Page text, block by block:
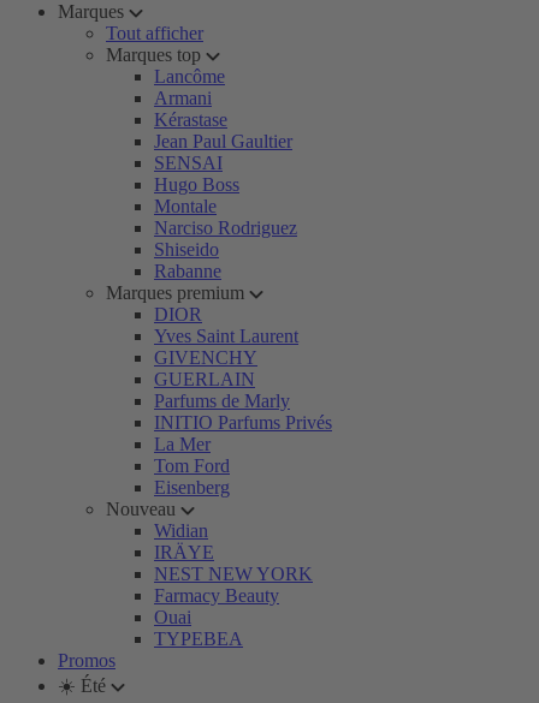
Marques
Tout afficher
Marques top
Lancôme
Armani
Kérastase
Jean Paul Gaultier
SENSAI
Hugo Boss
Montale
Narciso Rodriguez
Shiseido
Rabanne
Marques premium
DIOR
Yves Saint Laurent
GIVENCHY
GUERLAIN
Parfums de Marly
INITIO Parfums Privés
La Mer
Tom Ford
Eisenberg
Nouveau
Widian
IRÄYE
NEST NEW YORK
Farmacy Beauty
Ouai
TYPEBEA
Promos
☀️ Été